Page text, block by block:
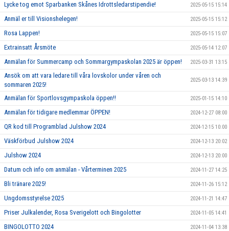
Lycke tog emot Sparbanken Skånes Idrottsledarstipendie! 2025-05-15 15:14
Anmäl er till Visionshelegen! 2025-05-15 15:12
Rosa Lappen! 2025-05-15 15:07
Extrainsatt Årsmöte 2025-05-14 12:07
Anmälan för Summercamp och Sommargympaskolan 2025 är öppen! 2025-03-31 13:15
Ansök om att vara ledare till våra lovskolor under våren och
sommaren 2025!
2025-03-13 14:39
Anmälan för Sportlovsgympaskola öppen!! 2025-01-15 14:10
Anmälan för tidigare medlemmar ÖPPEN! 2024-12-27 08:00
QR kod till Programblad Julshow 2024 2024-12-15 10:00
Väskförbud Julshow 2024 2024-12-13 20:02
Julshow 2024 2024-12-13 20:00
Datum och info om anmälan - Vårterminen 2025 2024-11-27 14:25
Bli tränare 2025! 2024-11-26 15:12
Ungdomsstyrelse 2025 2024-11-21 14:47
Priser Julkalender, Rosa Sverigelott och Bingolotter 2024-11-05 14:41
BINGOLOTTO 2024 2024-11-04 13:38